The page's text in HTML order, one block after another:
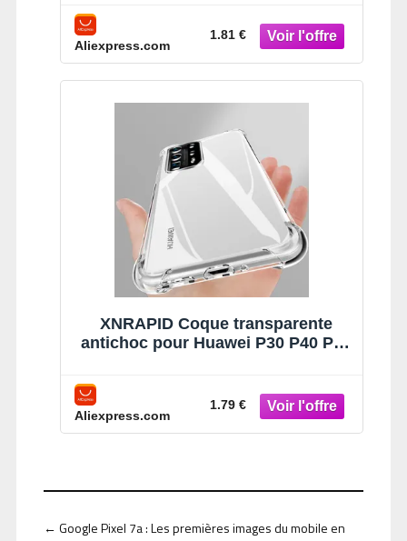
Magic Lite 6 Pro Câble de Charge
USB Type C 6A
Aliexpress.com
1.81 €
XNRAPID Coque transparente
antichoc pour Huawei P30 P40 P20
10 20 30 Lite P Smart 2019, housse
de téléphone
Aliexpress.com
1.79 €
← Google Pixel 7a : Les premières images du mobile en